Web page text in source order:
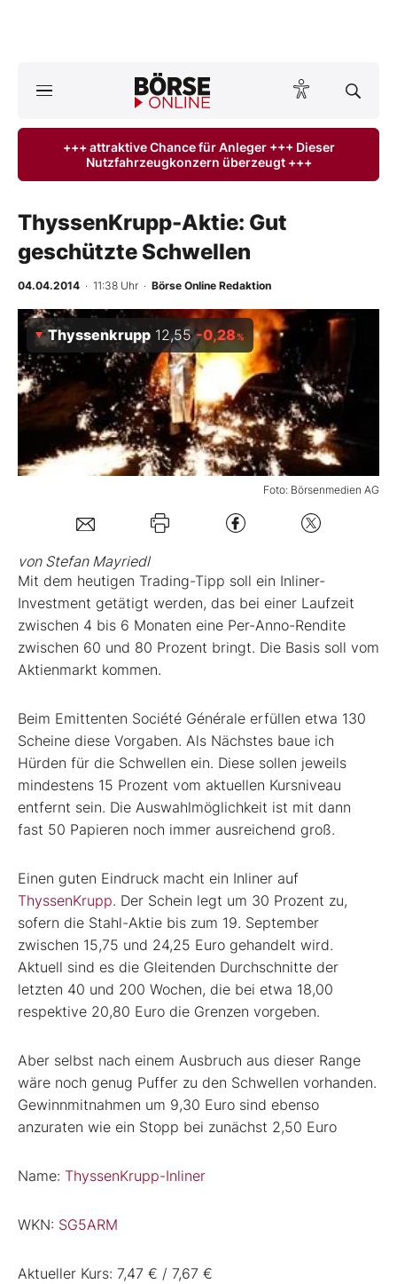
ktuelle Ausgabe BÖRSE ONLINE lesen
Finanz-Check
BO-Musterdepots
Experten
Mein B:O
Folgen Sie uns
Kontakt
+++ attraktive Chance für Anleger +++ Dieser
Nutzfahrzeugkonzern überzeugt +++
ThyssenKrupp-Aktie: Gut
geschützte Schwellen
04.04.2014 · 11:38 Uhr · Börse Online Redaktion
Foto: Börsenmedien AG
Thyssenkrupp 12,55 -0,28%
von Stefan Mayriedl
Mit dem heutigen Trading-Tipp soll ein Inliner-
Investment getätigt werden, das bei einer Laufzeit
zwischen 4 bis 6 Monaten eine Per-Anno-Rendite
zwischen 60 und 80 Prozent bringt. Die Basis soll vom
Aktienmarkt kommen.
Beim Emittenten Société Générale erfüllen etwa 130
Scheine diese Vorgaben. Als Nächstes baue ich
Hürden für die Schwellen ein. Diese sollen jeweils
mindestens 15 Prozent vom aktuellen Kursniveau
entfernt sein. Die Auswahlmöglichkeit ist mit dann
fast 50 Papieren noch immer ausreichend groß.
Einen guten Eindruck macht ein Inliner auf
ThyssenKrupp. Der Schein legt um 30 Prozent zu,
sofern die Stahl-Aktie bis zum 19. September
zwischen 15,75 und 24,25 Euro gehandelt wird.
Aktuell sind es die Gleitenden Durchschnitte der
letzten 40 und 200 Wochen, die bei etwa 18,00
respektive 20,80 Euro die Grenzen vorgeben.
Aber selbst nach einem Ausbruch aus dieser Range
wäre noch genug Puffer zu den Schwellen vorhanden.
Gewinnmitnahmen um 9,30 Euro sind ebenso
anzuraten wie ein Stopp bei zunächst 2,50 Euro
Name: ThyssenKrupp-Inliner
WKN: SG5ARM
Aktueller Kurs: 7,47 € / 7,67 €